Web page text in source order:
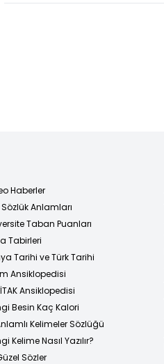
Haberler
Sözlük Anlamları
Taban Puanları
Tabirleri
Tarihi ve Türk Tarihi
Ansiklopedisi
Ansiklopedisi
Besin Kaç Kalori
Kelimeler Sözlüğü
Kelime Nasıl Yazılır?
Sözler